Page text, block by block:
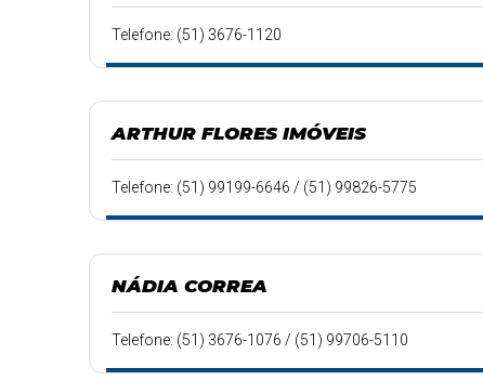
Telefone: (51) 3676-1120
ARTHUR FLORES IMÓVEIS
Telefone: (51) 99199-6646 / (51) 99826-5775
NÁDIA CORREA
Telefone: (51) 3676-1076 / (51) 99706-5110